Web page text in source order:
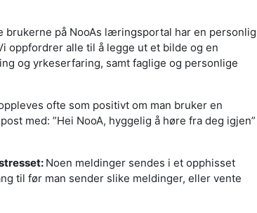
brukerne på NooAs læringsportal har en personlig
oppfordrer alle til å legge ut et bilde og en
og yrkeserfaring, samt faglige og personlige
ofte som positivt om man bruker en
med: ”Hei NooA, hyggelig å høre fra deg igjen”
Noen meldinger sendes i et opphisset
til før man sender slike meldinger, eller vente